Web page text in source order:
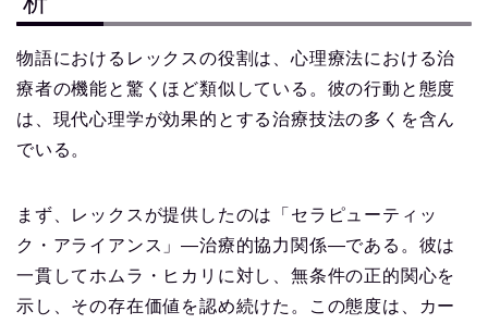
物語におけるレックスの役割は、心理療法における治
療者の機能と驚くほど類似している。彼の行動と態度
は、現代心理学が効果的とする治療技法の多くを含ん
でいる。
まず、レックスが提供したのは「セラピューティッ
ク・アライアンス」—治療的協力関係—である。彼は
一貫してホムラ・ヒカリに対し、無条件の正的関心を
示し、その存在価値を認め続けた。この態度は、カー